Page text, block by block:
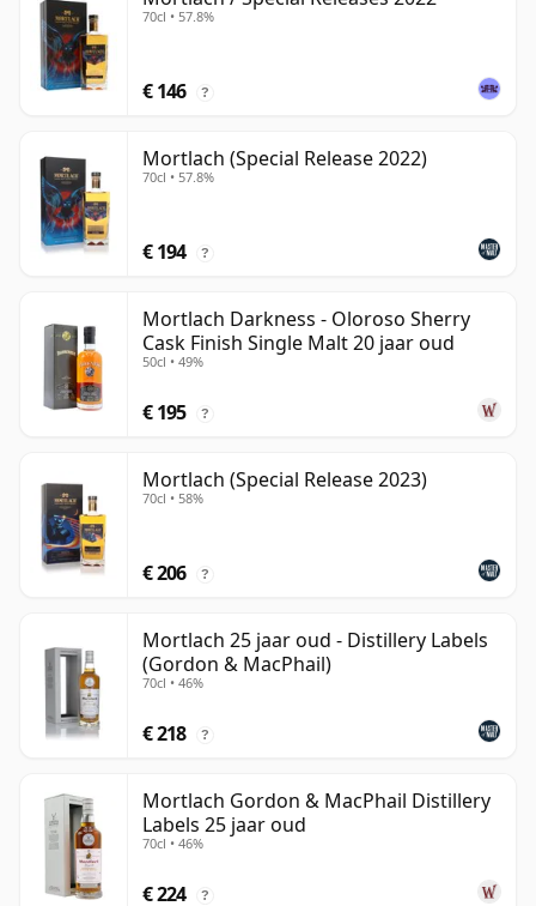
70cl • 57.8%
€ 146 ?
Mortlach (Special Release 2022)
70cl • 57.8%
€ 194 ?
Mortlach Darkness - Oloroso Sherry
Cask Finish Single Malt 20 jaar oud
50cl • 49%
€ 195 ?
Mortlach (Special Release 2023)
70cl • 58%
€ 206 ?
Mortlach 25 jaar oud - Distillery Labels
(Gordon & MacPhail)
70cl • 46%
€ 218 ?
Mortlach Gordon & MacPhail Distillery
Labels 25 jaar oud
70cl • 46%
€ 224 ?